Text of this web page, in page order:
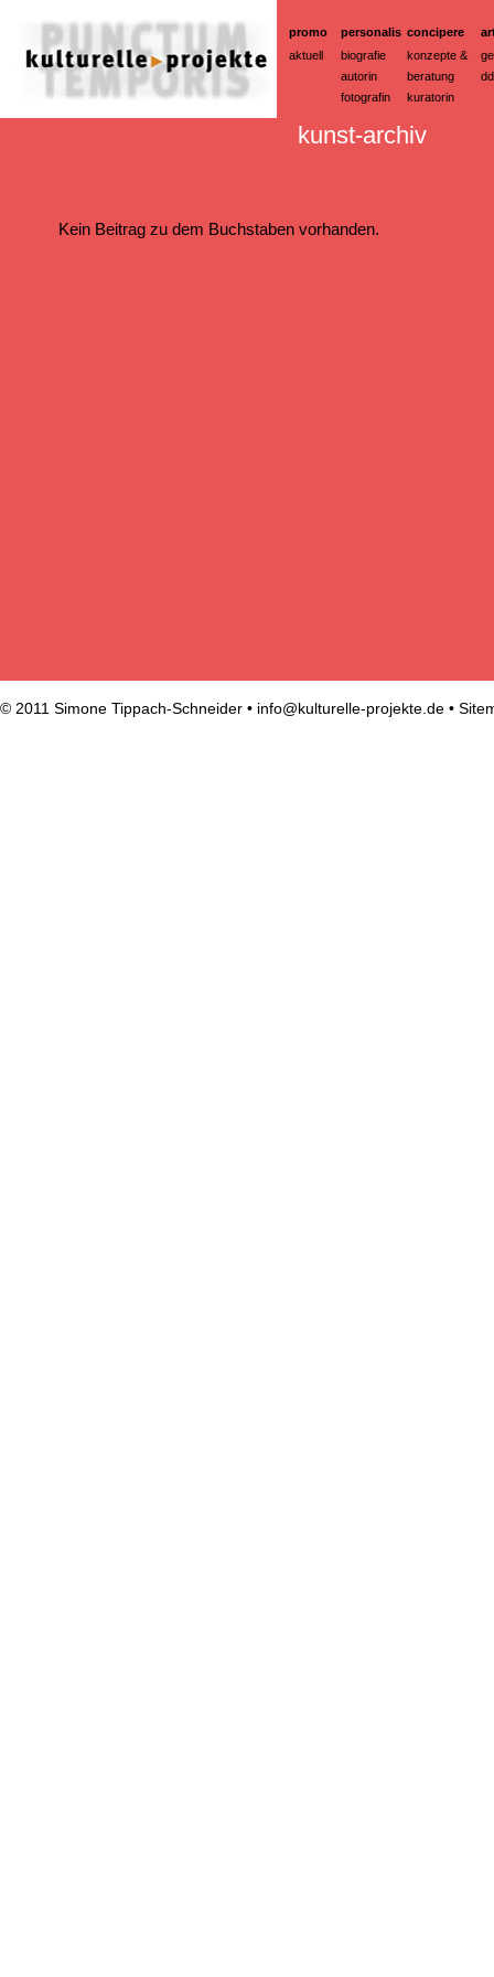
promo
aktuell
personalis
biografie
autorin
fotografin
concipere
konzepte &
beratung
kuratorin
kunst-archiv
Kein Beitrag zu dem Buchstaben vorhanden.
© 2011 Simone Tippach-Schneider • info@kulturelle-projekte.de •